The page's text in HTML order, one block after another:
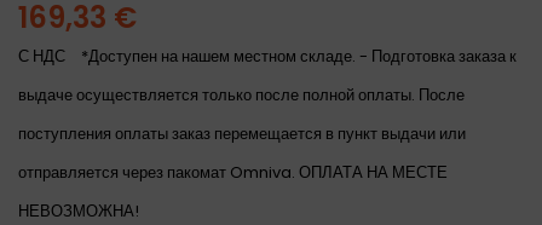
169,33 €
С НДС
*Доступен на нашем местном складе. - Подготовка заказа к
выдаче осуществляется только после полной оплаты. После
поступления оплаты заказ перемещается в пункт выдачи или
отправляется через пакомат Omniva. ОПЛАТА НА МЕСТЕ
НЕВОЗМОЖНА!